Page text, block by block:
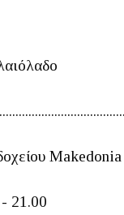
21.00